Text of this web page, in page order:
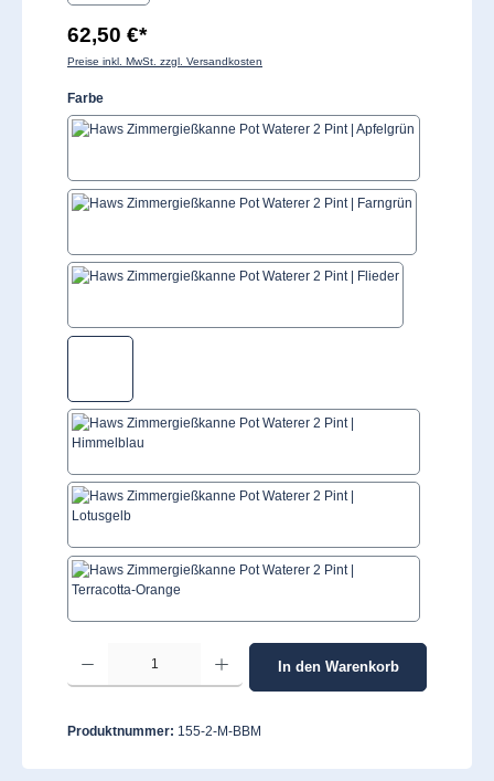
62,50 €*
Preise inkl. MwSt. zzgl. Versandkosten
Farbeauswählen
Produkt Anzahl: Gib den gewünschten Wert ein oder benutze die Schaltflächen
In den Warenkorb
Produktnummer: 155-2-M-BBM